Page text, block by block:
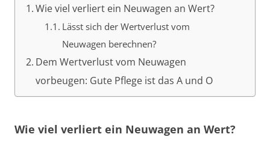
Wie viel verliert ein Neuwagen an Wert?
Lässt sich der Wertverlust vom
Neuwagen berechnen?
Dem Wertverlust vom Neuwagen
vorbeugen: Gute Pflege ist das A und O
Wie viel verliert ein Neuwagen an Wert?